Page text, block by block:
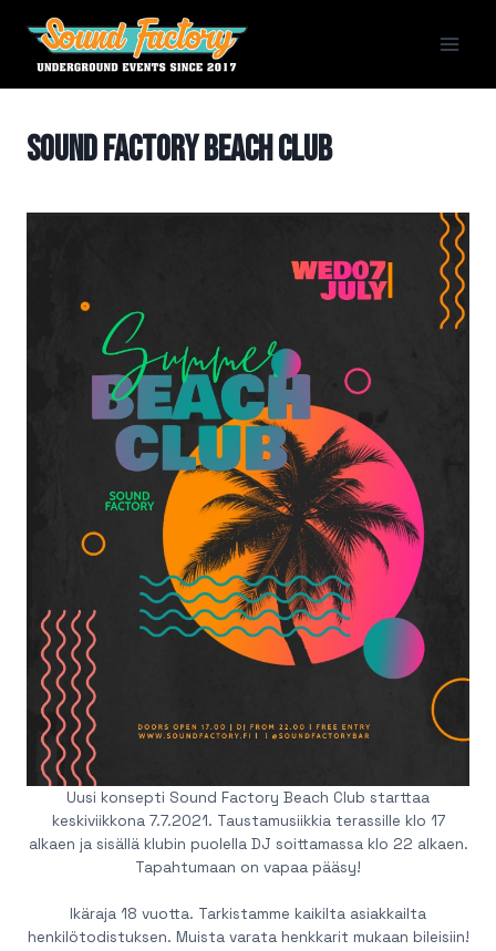
sisältöön
Sound Factory Beach Club
Uusi konsepti Sound Factory Beach Club starttaa
keskiviikkona 7.7.2021. Taustamusiikkia terassille klo 17
alkaen ja sisällä klubin puolella DJ soittamassa klo 22 alkaen.
Tapahtumaan on vapaa pääsy!
Ikäraja 18 vuotta. Tarkistamme kaikilta asiakkailta
henkilötodistuksen. Muista varata henkkarit mukaan bileisiin!